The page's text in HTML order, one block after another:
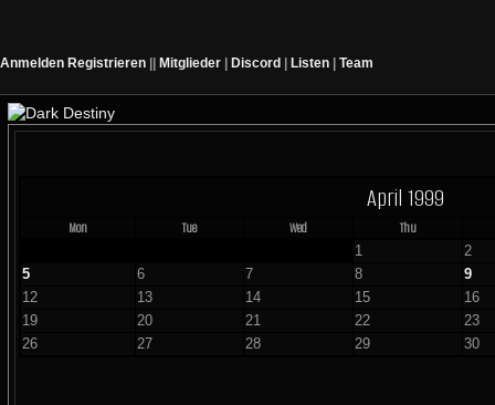
Anmelden Registrieren Mitglieder Discord Listen Team
April 1999
Mon Tue Wed Thu
1
2
5
6 7 8
9
12
13 14 15
16
19
20 21 22
23
26
27 28 29 30